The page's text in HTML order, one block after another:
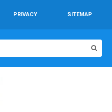
PRIVACY SITEMAP